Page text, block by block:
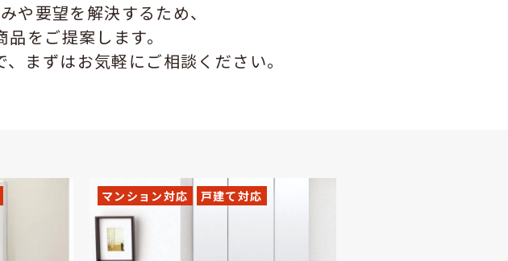
や要望を解決するため、
をご提案します。
まずはお気軽にご相談ください。
マンション対応 戸建て対応